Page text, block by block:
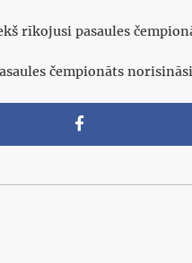
rīkojusi pasaules
čempionāts
